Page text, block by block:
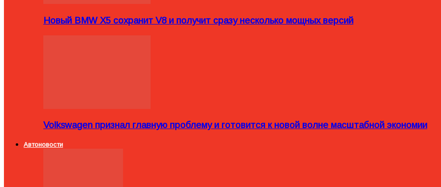
Новый BMW X5 сохранит V8 и получит сразу несколько мощных версий
Volkswagen признал главную проблему и готовится к новой волне масштабной экономии
Автоновости